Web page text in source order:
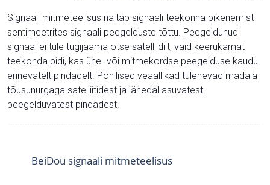
Signaali mitmeteelisus näitab signaali teekonna pikenemist
sentimeetrites signaali peegelduste tõttu. Peegeldunud
signaal ei tule tugijaama otse satelliidilt, vaid keerukamat
teekonda pidi, kas ühe- või mitmekordse peegelduse kaudu
erinevatelt pindadelt. Põhilised veaallikad tulenevad madala
tõusunurgaga satelliitidest ja lähedal asuvatest
peegelduvatest pindadest.
BeiDou signaali mitmeteelisus